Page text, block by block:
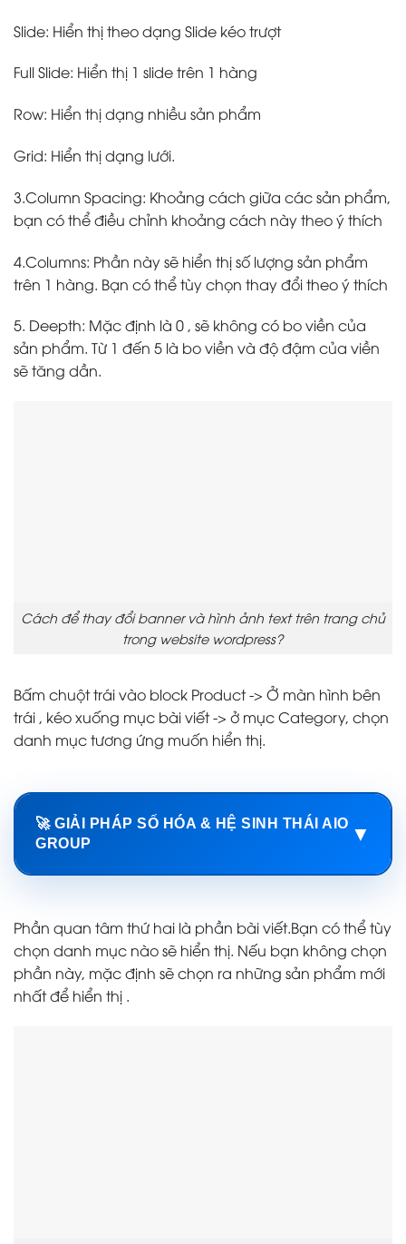
Slide: Hiển thị theo dạng Slide kéo trượt
Full Slide: Hiển thị 1 slide trên 1 hàng
Row: Hiển thị dạng nhiều sản phẩm
Grid: Hiển thị dạng lưới.
3.Column Spacing: Khoảng cách giữa các sản phẩm,
bạn có thể điều chỉnh khoảng cách này theo ý thích
4.Columns: Phần này sẽ hiển thị số lượng sản phẩm
trên 1 hàng. Bạn có thể tùy chọn thay đổi theo ý thích
5. Deepth: Mặc định là 0 , sẽ không có bo viền của
sản phẩm. Từ 1 đến 5 là bo viền và độ đậm của viền
sẽ tăng dần.
Cách để thay đổi banner và hình ảnh text trên trang chủ
trong website wordpress?
Bấm chuột trái vào block Product -> Ở màn hình bên
trái , kéo xuống mục bài viết -> ở mục Category, chọn
danh mục tương ứng muốn hiển thị.
🚀 GIẢI PHÁP SỐ HÓA & HỆ SINH THÁI AIO
GROUP
▼
Phần quan tâm thứ hai là phần bài viết.Bạn có thể tùy
chọn danh mục nào sẽ hiển thị. Nếu bạn không chọn
phần này, mặc định sẽ chọn ra những sản phẩm mới
nhất để hiển thị .